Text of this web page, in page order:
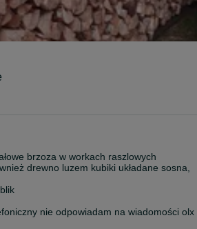
brzoza w workach raszlowych
drewno luzem kubiki układane sosna,
nie odpowiadam na wiadomości olx